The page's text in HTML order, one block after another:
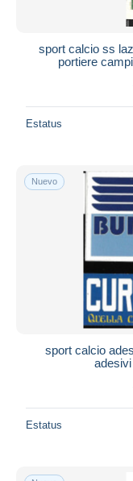
sport calcio ss
portiere
Estatus
Nuevo
sport calcio
Estatus